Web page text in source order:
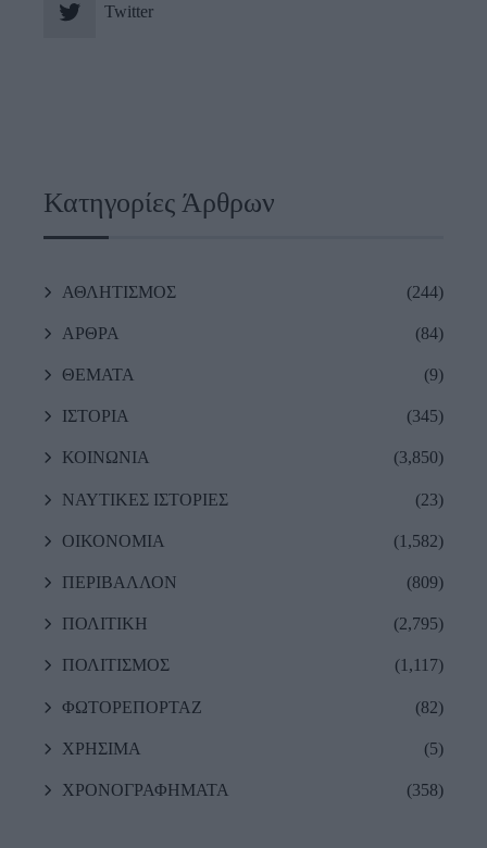
Twitter
Κατηγορίες Άρθρων
ΑΘΛΗΤΙΣΜΟΣ (244)
ΑΡΘΡΑ (84)
ΘΕΜΑΤΑ (9)
ΙΣΤΟΡΙΑ (345)
ΚΟΙΝΩΝΙΑ (3,850)
ΝΑΥΤΙΚΕΣ ΙΣΤΟΡΙΕΣ (23)
ΟΙΚΟΝΟΜΙΑ (1,582)
ΠΕΡΙΒΑΛΛΟΝ (809)
ΠΟΛΙΤΙΚΗ (2,795)
ΠΟΛΙΤΙΣΜΟΣ (1,117)
ΦΩΤΟΡΕΠΟΡΤΑΖ (82)
ΧΡΗΣΙΜΑ (5)
ΧΡΟΝΟΓΡΑΦΗΜΑΤΑ (358)